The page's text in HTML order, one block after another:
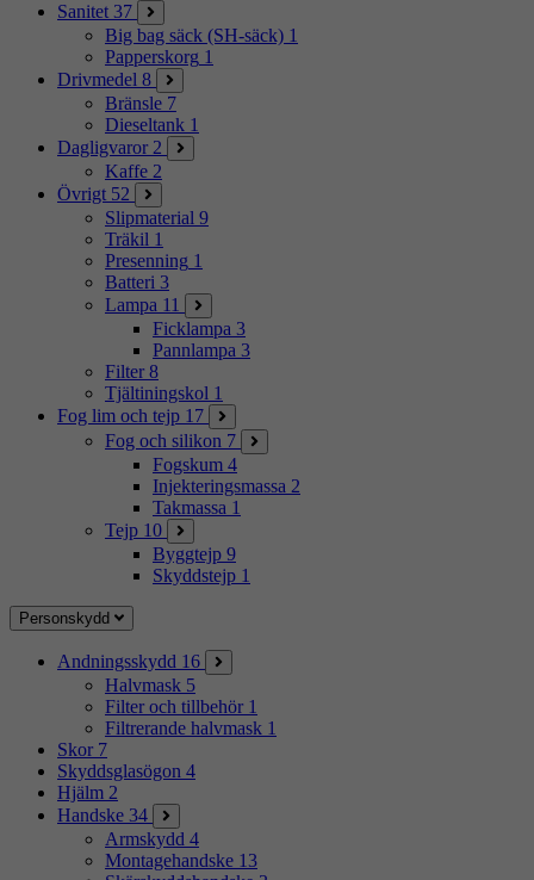
Sanitet 37
Big bag säck (SH-säck) 1
Papperskorg 1
Drivmedel 8
Bränsle 7
Dieseltank 1
Dagligvaror 2
Kaffe 2
Övrigt 52
Slipmaterial 9
Träkil 1
Presenning 1
Batteri 3
Lampa 11
Ficklampa 3
Pannlampa 3
Filter 8
Tjältiningskol 1
Fog lim och tejp 17
Fog och silikon 7
Fogskum 4
Injekteringsmassa 2
Takmassa 1
Tejp 10
Byggtejp 9
Skyddstejp 1
Personskydd
Andningsskydd 16
Halvmask 5
Filter och tillbehör 1
Filtrerande halvmask 1
Skor 7
Skyddsglasögon 4
Hjälm 2
Handske 34
Armskydd 4
Montagehandske 13